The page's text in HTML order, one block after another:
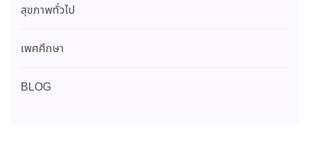
สุขภาพทั่วไป
เพศศึกษา
BLOG